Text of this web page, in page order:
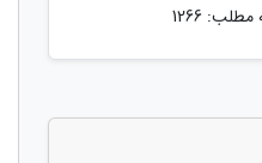
1266